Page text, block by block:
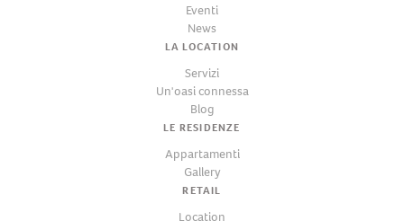
Eventi
News
LA LOCATION
Servizi
Un'oasi connessa
Blog
LE RESIDENZE
Appartamenti
Gallery
RETAIL
Location